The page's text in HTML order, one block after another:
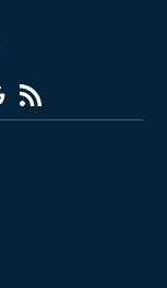
RSS